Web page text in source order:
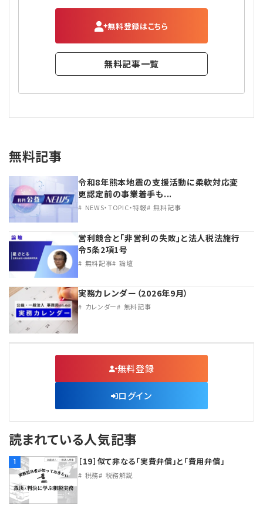
無料登録はこちら
無料記事一覧
無料記事
令和8年熊本地震の支援活動に柔軟対応変
更認定前の事業着手も...
NEWS・TOPIC・特報 無料記事
営利競合と｢非営利の失敗｣と法人税法施行
令5条2項1号
無料記事 論壇
実務カレンダー（2026年9月）
カレンダー 無料記事
無料登録
ログイン
読まれている人気記事
1 ［19］似て非なる「実費弁償」と「費用弁償」
税務 税務解説